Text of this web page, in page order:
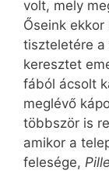
volt, mely
Őseink
tiszteletére
keresztet
fából ácsolt
meglévő
többször is
amikor a
felesége,